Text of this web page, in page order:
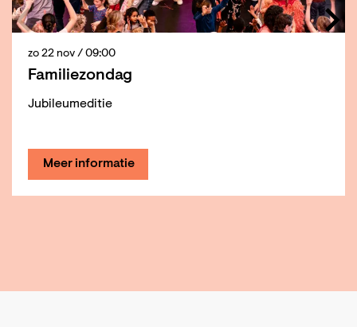
Familiezondag
Jubileumeditie
zo 22 nov / 09:00
Meer informatie